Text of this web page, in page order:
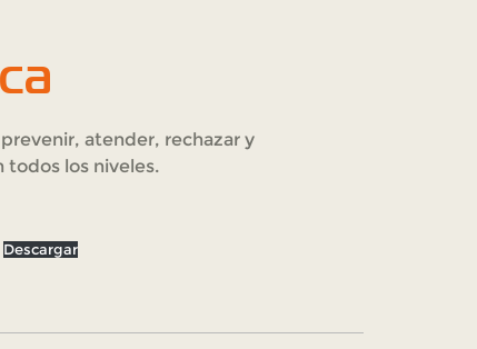
atender, rechazar y
todos los niveles.
Descargar